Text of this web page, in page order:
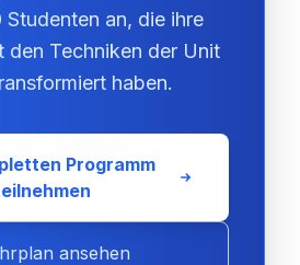
Studenten an, die ihre
den Techniken der Unit
haben.
Programm
ansehen